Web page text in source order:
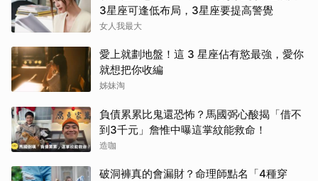
3星座可逢低布局，3星座要提高警覺
女人我最大
愛上就劃地盤！這 3 星座佔有慾最強，愛你
就想把你收編
姊妹淘
負債累累比鬼還恐怖？馬國弼心酸揭「借不
到3千元」詹惟中曝這掌紋能救命！
造咖
破洞褲真的會漏財？命理師點名「4種穿